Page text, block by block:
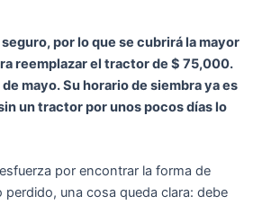
por lo que se cubrirá la mayor
reemplazar el tractor de $ 75,000.
mayo. Su horario de siembra ya es
un tractor por unos pocos días lo
por encontrar la forma de
perdido, una cosa queda clara: debe